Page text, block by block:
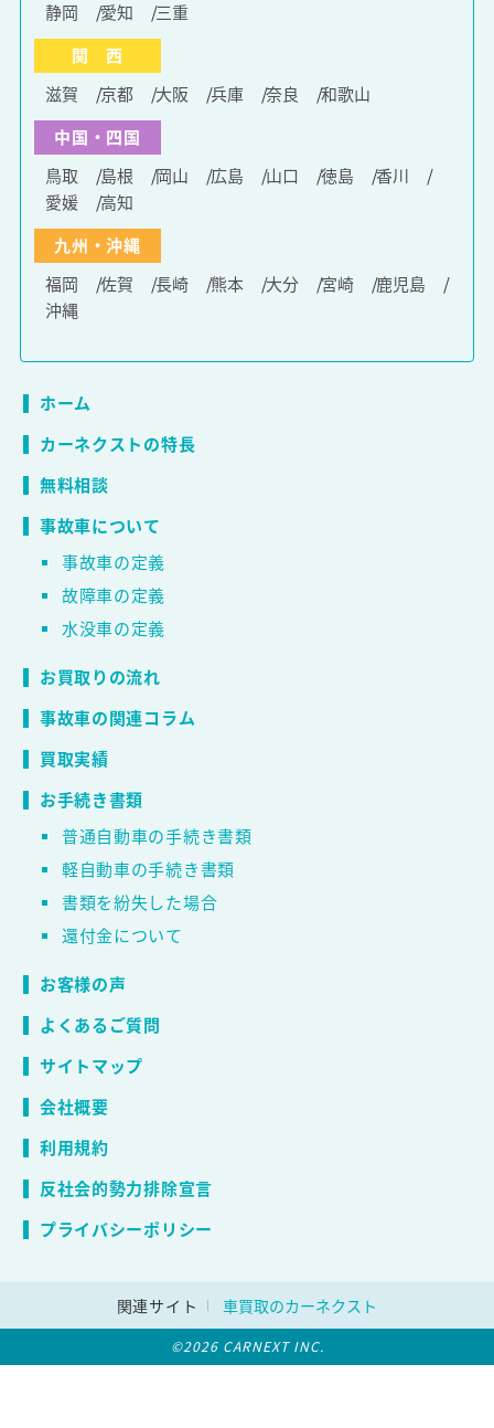
静岡
愛知
三重
関 西
滋賀
京都 大阪 兵庫 奈良
和歌山
中国・四国
鳥取
島根 岡山 広島 山口 徳島
香川
愛媛
高知
九州・沖縄
福岡
佐賀 長崎 熊本 大分 宮崎
鹿児島
沖縄
ホーム
カーネクストの特長
無料相談
事故車について
事故車の定義
故障車の定義
水没車の定義
お買取りの流れ
事故車の関連コラム
買取実績
お手続き書類
普通自動車の手続き書類
軽自動車の手続き書類
書類を紛失した場合
還付金について
お客様の声
よくあるご質問
サイトマップ
会社概要
利用規約
反社会的勢力排除宣言
プライバシーポリシー
関連サイト 車買取のカーネクスト
©2026 CARNEXT INC.